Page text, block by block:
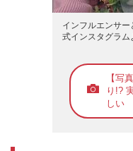
インフルエンサ
式インスタグラム
【写
り!?
しい